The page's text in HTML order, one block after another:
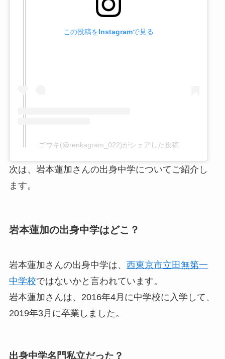
この投稿をInstagramで見る
ゴウキ(@renkagram_022)がシェアした投稿
次は、岩本蓮加さんの出身中学についてご紹介し
ます。
岩本蓮加の出身中学はどこ？
岩本蓮加さんの出身中学は、 西東京市立田無第一
中学校ではないかと言われています。
岩本蓮加さんは、2016年4月に中学校に入学して、
2019年3月に卒業しました。
出身中学名門私立だった？